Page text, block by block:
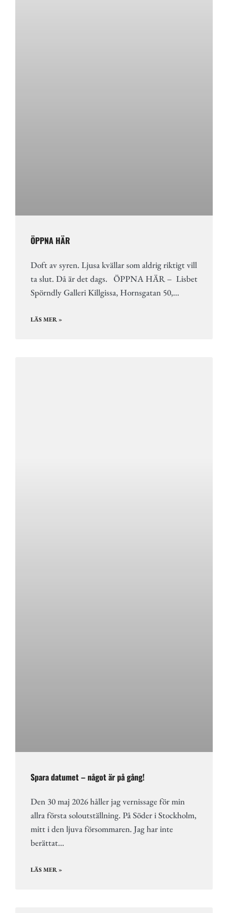
ÖPPNA HÄR
Doft av syren. Ljusa kvällar som aldrig riktigt vill
ta slut. Då är det dags. ÖPPNA HÄR – Lisbet
Spörndly Galleri Killgissa, Hornsgatan 50,…
LÄS MER »
Spara datumet – något är på gång!
Den 30 maj 2026 håller jag vernissage för min
allra första soloutställning. På Söder i Stockholm,
mitt i den ljuva försommaren. Jag har inte
berättat…
LÄS MER »